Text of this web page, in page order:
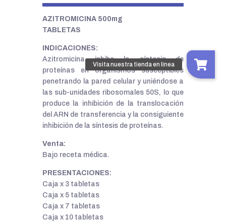
.
AZITROMICINA 500mg
TABLETAS
INDICACIONES:
Azitromicina inhibe la síntesis de
proteínas en organismos susceptibles
penetrando la pared celular y uniéndose a
las sub-unidades ribosomales 50S, lo que
produce la inhibición de la translocación
del ARN de transferencia y la consiguiente
inhibición de la síntesis de proteínas.
Venta:
Bajo receta médica.
PRESENTACIONES:
Caja x 3 tabletas
Caja x 5 tabletas
Caja x 7 tabletas
Caja x 10 tabletas